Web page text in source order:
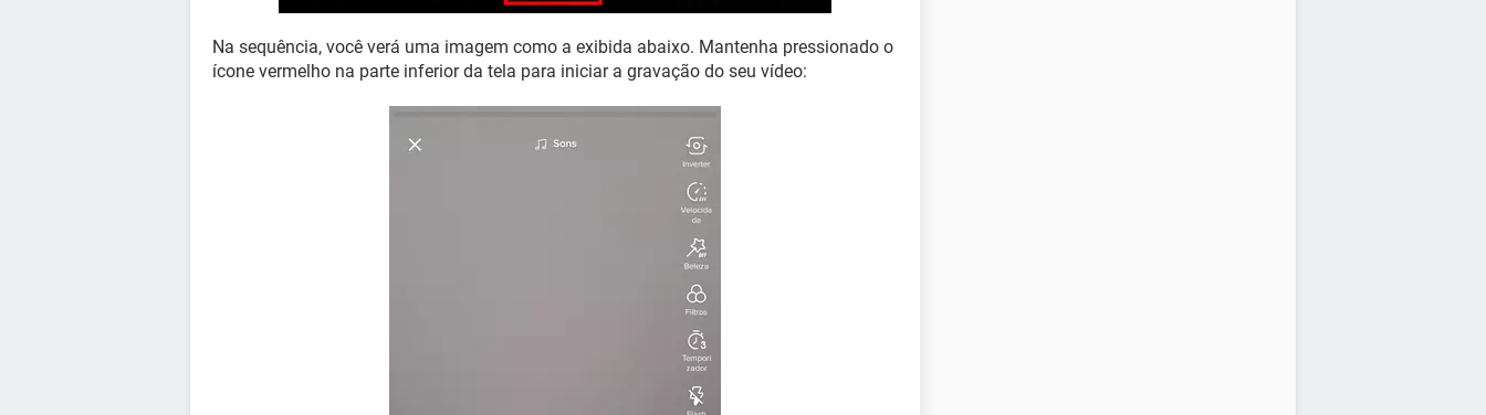
Na sequência, você verá uma imagem como a exibida abaixo. Mantenha pressionado o
ícone vermelho na parte inferior da tela para iniciar a gravação do seu vídeo: